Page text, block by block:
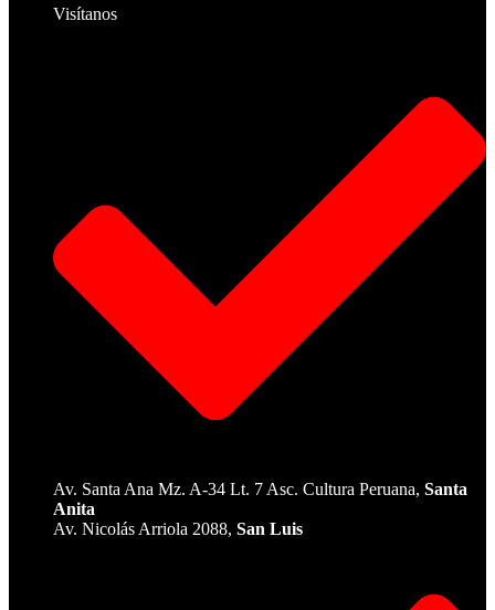
Visítanos
Av. Santa Ana Mz. A-34 Lt. 7 Asc. Cultura Peruana, Santa
Anita
Av. Nicolás Arriola 2088, San Luis